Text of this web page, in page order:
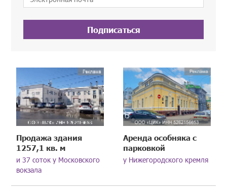
Подписаться
Продажа здания
1257,1 кв. м
и 37 соток у Московского
вокзала
Аренда особняка с
парковкой
у Нижегородского кремля